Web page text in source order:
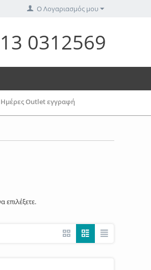
Ο Λογαριασμός μου
0312569
Ημέρες Outlet εγγραφή
επιλέξετε.